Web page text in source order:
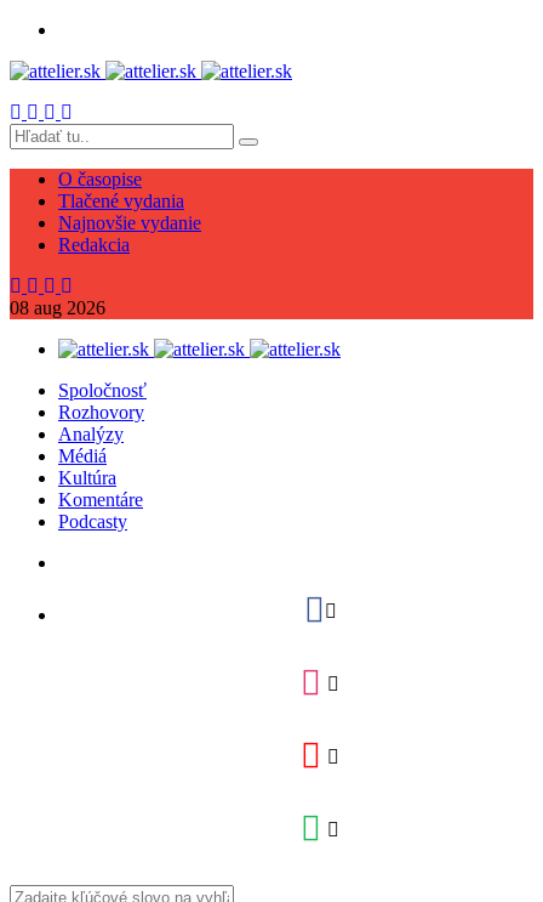
O časopise
Tlačené vydania
Najnovšie vydanie
Redakcia
08 aug 2026
Spoločnosť
Rozhovory
Analýzy
Médiá
Kultúra
Komentáre
Podcasty